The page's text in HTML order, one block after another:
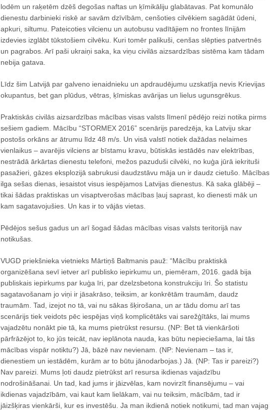
lodēm un raķetēm dzēš degošas naftas un ķīmikāliju glabātavas. Pat komunālo
dienestu darbinieki riskē ar savām dzīvībām, cenšoties cilvēkiem sagādāt ūdeni,
apkuri, siltumu. Pateicoties vilcienu un autobusu vadītājiem no frontes līnijām
izdevies izglābt tūkstošiem cilvēku. Kuri tomēr palikuši, cenšas slēpties patvertnēs
un pagrabos. Arī paši ukraiņi saka, ka viņu civilās aizsardzības sistēma kam tādam
nebija gatava.
Līdz šim Latvijā par galveno ienaidnieku un apdraudējumu uzskatīja nevis Krievijas
okupantus, bet gan plūdus, vētras, ķīmiskas avārijas un lielus ugunsgrēkus.
Praktiskās civilās aizsardzības mācības visas valsts līmenī pēdējo reizi notika pirms
sešiem gadiem. Mācību “STORMEX 2016” scenārijs paredzēja, ka Latviju skar
postošs orkāns ar ātrumu līdz 48 m/s. Un visā valstī notiek dažādas nelaimes
vienlaikus – avarējis vilciens ar bīstamu kravu, būtiskās iestādēs nav elektrības,
nestrādā ārkārtas dienestu telefoni, mežos pazuduši cilvēki, no kuģa jūrā iekrituši
pasažieri, gāzes eksplozijā sabrukusi daudzstāvu māja un ir daudz cietušo. Mācības
ilga sešas dienas, iesaistot visus iespējamos Latvijas dienestus. Kā saka glābēji –
tikai šādas praktiskas un visaptverošas mācības ļauj saprast, ko dienesti māk un
kam sagatavojušies. Un kas ir to vājās vietas.
Pēdējos sešus gadus un arī šogad šādas mācības visas valsts teritorijā nav
notikušas.
VUGD priekšnieka vietnieks Mārtiņš Baltmanis pauž: “Mācību praktiskā
organizēšana sevī ietver arī publisko iepirkumu un, piemēram, 2016. gadā bija
publiskais iepirkums par kuģa īri, par dzelzsbetona konstrukciju īri. Šo statistu
sagatavošanam jo viņi ir jāsakrāso, teiksim, ar konkrētām traumām, daudz
traumām. Tad, izejot no tā, vai nu sākas šķirošana, un ar tādu domu arī tas
scenārijs tiek veidots pēc iespējas viņš komplicētāks vai sarežģītāks, lai mums
vajadzētu nonākt pie tā, ka mums pietrūkst resursu. (NP: Bet tā vienkāršoti
pārfrāzējot to, ko jūs teicāt, nav ieplānota nauda, kas būtu nepieciešama, lai tās
mācības vispār notiktu?) Jā, bāzē nav nevienam. (NP: Nevienam – tas ir,
dienestiem un iestādēm, kurām ar to būtu jānodarbojas.) Jā. (NP: Tas ir pareizi?)
Nav pareizi. Mums ļoti daudz pietrūkst arī resursa ikdienas vajadzību
nodrošināšanai. Un tad, kad jums ir jāizvēlas, kam novirzīt finansējumu – vai
ikdienas vajadzībām, vai kaut kam lielākam, vai nu teiksim, mācībām, tad ir
jāizšķiras vienkārši, kur es investēšu. Ja man ikdienā notiek notikumi, tad man vajag